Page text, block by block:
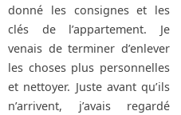
donné les consignes et les
clés de l’appartement. Je
venais de terminer d’enlever
les choses plus personnelles
et nettoyer. Juste avant qu’ils
n’arrivent, j’avais regardé